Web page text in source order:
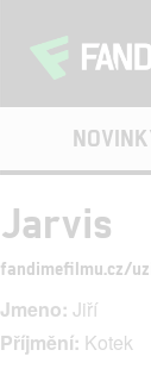
Jarvis
fandimefilmu.cz/
Jmeno: Jiří
Příjmění: Kotek